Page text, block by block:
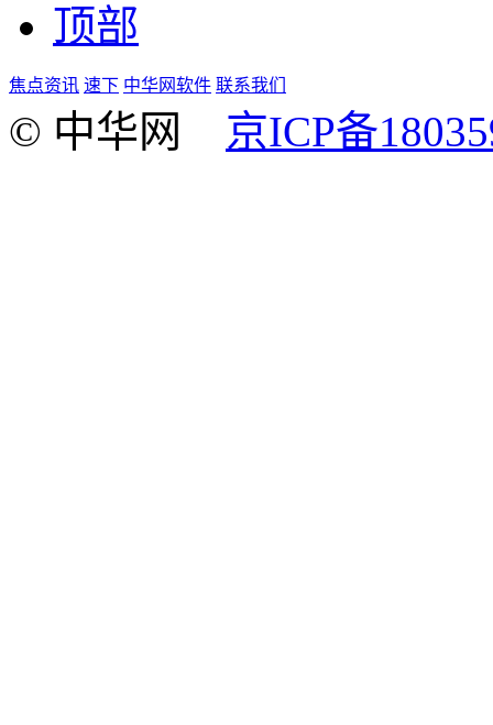
顶部
焦点资讯 速下 中华网软件 联系我们
© 中华网 京ICP备